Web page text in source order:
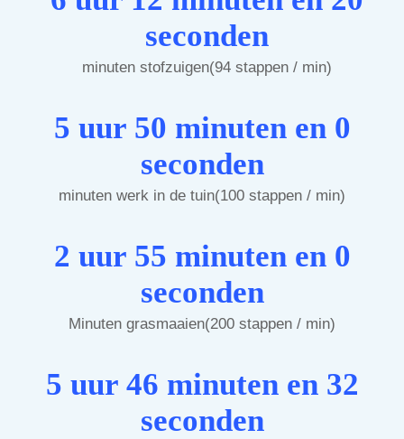
seconden
minuten stofzuigen(94 stappen / min)
5 uur 50 minuten en 0
seconden
minuten werk in de tuin(100 stappen / min)
2 uur 55 minuten en 0
seconden
Minuten grasmaaien(200 stappen / min)
5 uur 46 minuten en 32
seconden